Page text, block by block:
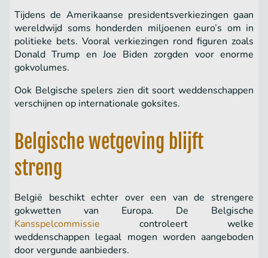
Tijdens de Amerikaanse presidentsverkiezingen gaan
wereldwijd soms honderden miljoenen euro’s om in
politieke bets. Vooral verkiezingen rond figuren zoals
Donald Trump en Joe Biden zorgden voor enorme
gokvolumes.
Ook Belgische spelers zien dit soort weddenschappen
verschijnen op internationale goksites.
Belgische wetgeving blijft
streng
België beschikt echter over een van de strengere
gokwetten van Europa. De Belgische
Kansspelcommissie controleert welke
weddenschappen legaal mogen worden aangeboden
door vergunde aanbieders.